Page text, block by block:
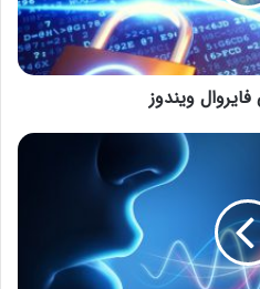
ویندوز